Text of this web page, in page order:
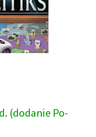
(dodanie Po-